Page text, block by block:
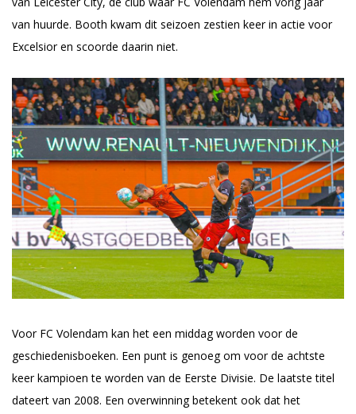
van huurde. Booth kwam dit seizoen zestien keer in actie voor
Excelsior en scoorde daarin niet.
Voor FC Volendam kan het een middag worden voor de
geschiedenisboeken. Een punt is genoeg om voor de achtste
keer kampioen te worden van de Eerste Divisie. De laatste titel
dateert van 2008. Een overwinning betekent ook dat het